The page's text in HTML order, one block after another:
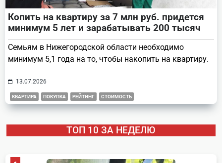
Копить на квартиру за 7 млн руб. придется
минимум 5 лет и зарабатывать 200 тысяч
Семьям в Нижегородской области необходимо
минимум 5,1 года на то, чтобы накопить на квартиру.
13.07.2026
КВАРТИРА ПОКУПКА РЕЙТИНГ СТОИМОСТЬ
ТОП 10 ЗА НЕДЕЛЮ